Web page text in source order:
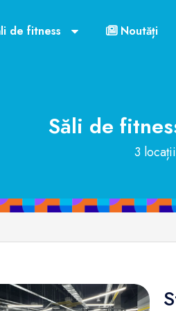
de fitness Noutăți
Săli de
3 locații